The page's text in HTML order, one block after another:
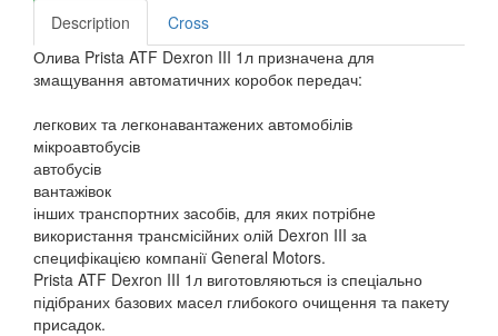
Description
Cross
Олива Prista ATF Dexron III 1л призначена для
змащування автоматичних коробок передач:
легкових та легконавантажених автомобілів
мікроавтобусів
автобусів
вантажівок
інших транспортних засобів, для яких потрібне
використання трансмісійних олій Dexron III за
специфікацією компанії General Motors.
Prista ATF Dexron III 1л виготовляються із спеціально
підібраних базових масел глибокого очищення та пакету
присадок.